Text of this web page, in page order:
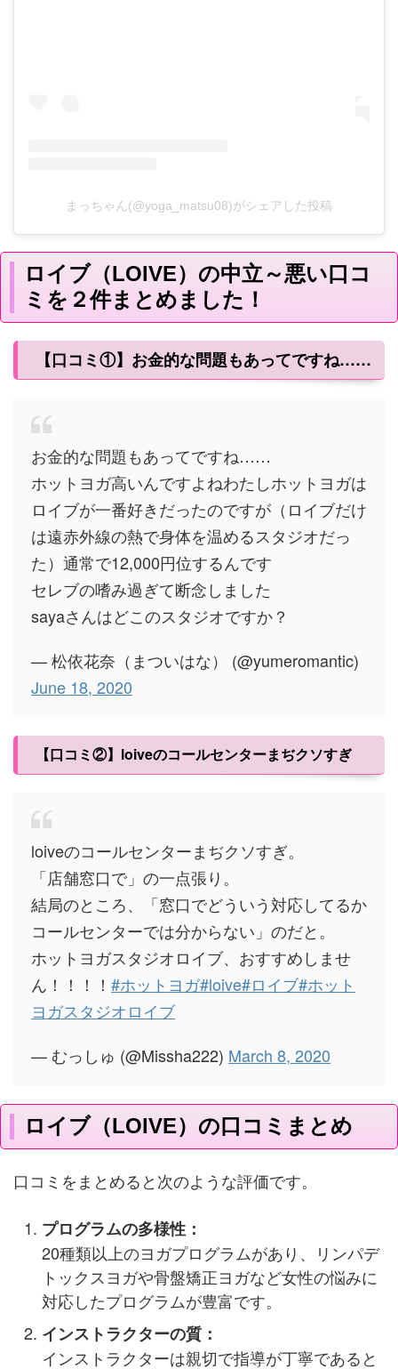
まっちゃん(@yoga_matsu08)がシェアした投稿
ロイブ（LOIVE）の中立～悪い口コ
ミを２件まとめました！
【口コミ①】お金的な問題もあってですね……
お金的な問題もあってですね……
ホットヨガ高いんですよねわたしホットヨガは
ロイブが一番好きだったのですが（ロイブだけ
は遠赤外線の熱で身体を温めるスタジオだっ
た）通常で12,000円位するんです
セレブの嗜み過ぎて断念しました
sayaさんはどこのスタジオですか？
— 松依花奈（まついはな） (@yumeromantic)
June 18, 2020
【口コミ②】loiveのコールセンターまぢクソすぎ
loiveのコールセンターまぢクソすぎ。
「店舗窓口で」の一点張り。
結局のところ、「窓口でどういう対応してるか
コールセンターでは分からない」のだと。
ホットヨガスタジオロイブ、おすすめしませ
ん！！！！ #ホットヨガ#loive#ロイブ#ホット
ヨガスタジオロイブ
— むっしゅ (@Missha222) March 8, 2020
ロイブ（LOIVE）の口コミまとめ
口コミをまとめると次のような評価です。
プログラムの多様性：
20種類以上のヨガプログラムがあり、リンパデ
トックスヨガや骨盤矯正ヨガなど女性の悩みに
対応したプログラムが豊富です​​。
インストラクターの質：
インストラクターは親切で指導が丁寧であると